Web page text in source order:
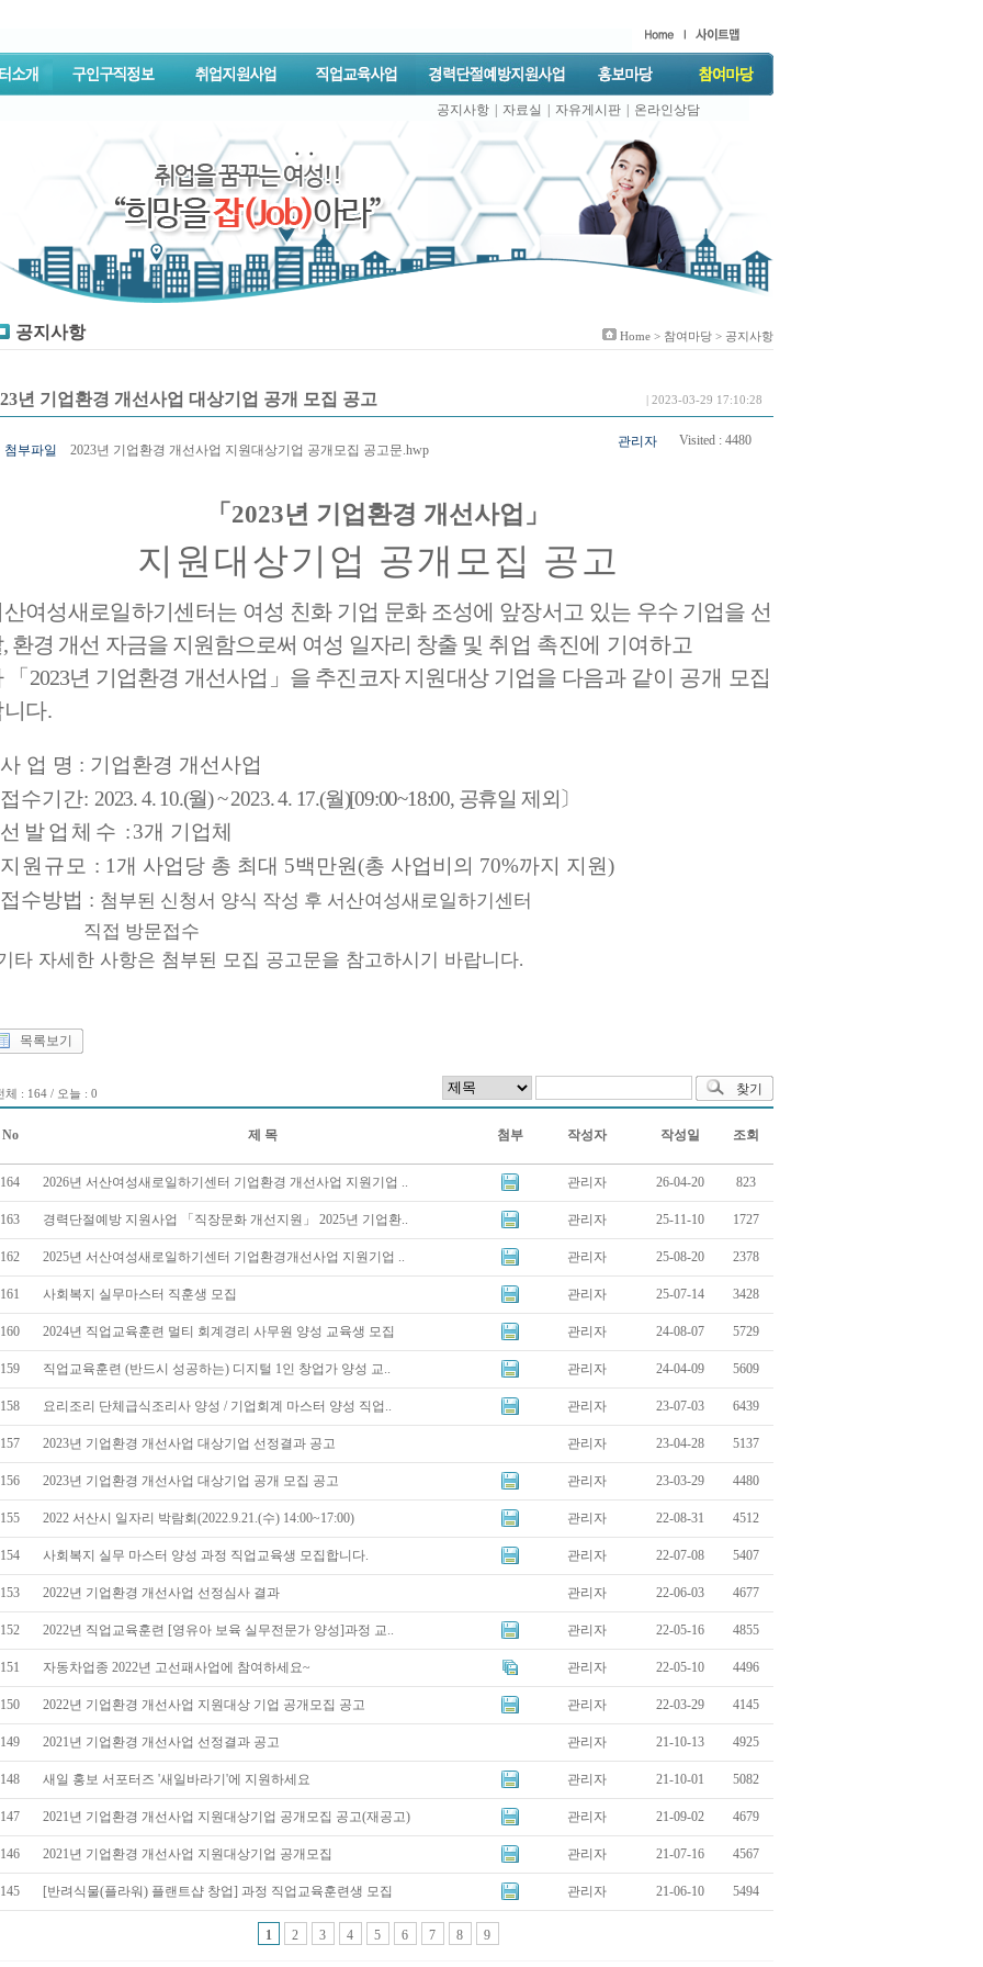
공지사항 자료실 자유게시판 온라인상담
공지사항 Home > 참여마당 > 공지사항
년 기업환경 개선사업 대상기업 공개 모집 공고 | 2023-03-29 17:10:28
관리자 Visited : 4480
첨부파일 2023년 기업환경 개선사업 지원대상기업 공개모집 공고문.hwp
「 2023년 기업환경 개선사업 」
지원대상기업 공개모집 공고
산여성새로일하기센터는 여성 친화 기업 문화 조성에 앞장서고 있는 우수 기업을 선
, 환경 개선 자금을 지원함으로써 여성 일자리 창출 및 취업 촉진에 기여하고
「 2023년 기업환경 개선사업 」 을 추진코자 지원 대상 기업을 다음과 같이 공개 모집
다.
사 업 명 : 기업환경 개선사업
수기간: 2023. 4. 10.(월) ~ 2023. 4. 17.(월)[09:00~18:00, 공휴일 제외〕
선발업체수 : 3개 기업체
지원규모 : 1 개 사업당 총 최대 5백만원(총 사업비의 70%까지 지원)
수방법 : 첨부된 신청서 양식 작성 후 서산여성새로일하기센터
접 방문접수
타 자세한 사항은 첨부된 모집 공고문을 참고하시기 바랍니다.
목록보기
체 : 164 / 오늘 : 0
No 제 목 첨부 작성자 작성일 조회
164 2026년 서산여성새로일하기센터 기업환경 개선사업 지원기업 .. 관리자 26-04-20 823
163 경력단절예방 지원사업 「직장문화 개선지원」 2025년 기업환.. 관리자 25-11-10 1727
162 2025년 서산여성새로일하기센터 기업환경개선사업 지원기업 .. 관리자 25-08-20 2378
161 사회복지 실무마스터 직훈생 모집 관리자 25-07-14 3428
160 2024년 직업교육훈련 멀티 회계경리 사무원 양성 교육생 모집 관리자 24-08-07 5729
159 직업교육훈련 (반드시 성공하는) 디지털 1인 창업가 양성 교.. 관리자 24-04-09 5609
158 요리조리 단체급식조리사 양성 / 기업회계 마스터 양성 직업.. 관리자 23-07-03 6439
157 2023년 기업환경 개선사업 대상기업 선정결과 공고 관리자 23-04-28 5137
156 2023년 기업환경 개선사업 대상기업 공개 모집 공고 관리자 23-03-29 4480
155 2022 서산시 일자리 박람회(2022.9.21.(수) 14:00~17:00) 관리자 22-08-31 4512
154 사회복지 실무 마스터 양성 과정 직업교육생 모집합니다. 관리자 22-07-08 5407
153 2022년 기업환경 개선사업 선정심사 결과 관리자 22-06-03 4677
152 2022년 직업교육훈련 [영유아 보육 실무전문가 양성]과정 교.. 관리자 22-05-16 4855
151 자동차업종 2022년 고선패사업에 참여하세요~ 관리자 22-05-10 4496
150 2022년 기업환경 개선사업 지원대상 기업 공개모집 공고 관리자 22-03-29 4145
149 2021년 기업환경 개선사업 선정결과 공고 관리자 21-10-13 4925
148 새일 홍보 서포터즈 '새일바라기'에 지원하세요 관리자 21-10-01 5082
147 2021년 기업환경 개선사업 지원대상기업 공개모집 공고(재공고) 관리자 21-09-02 4679
146 2021년 기업환경 개선사업 지원대상기업 공개모집 관리자 21-07-16 4567
145 [반려식물(플라워) 플랜트샵 창업] 과정 직업교육훈련생 모집 관리자 21-06-10 5494
1 2 3 4 5 6 7 8 9